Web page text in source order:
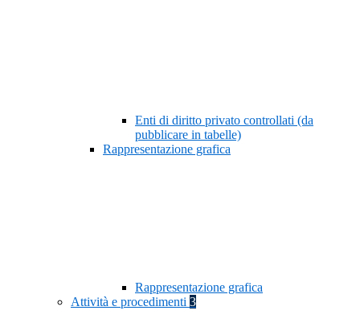
Enti di diritto privato controllati (da
pubblicare in tabelle)
Rappresentazione grafica
Rappresentazione grafica
Attività e procedimenti 3